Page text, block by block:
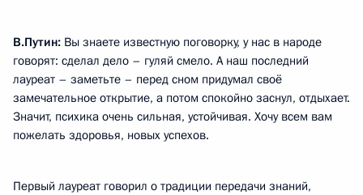
В.Путин: Вы знаете известную поговорку, у нас в народе
говорят: сделал дело – гуляй смело. А наш последний
лауреат – заметьте – перед сном придумал своё
замечательное открытие, а потом спокойно заснул, отдыхает.
Значит, психика очень сильная, устойчивая. Хочу всем вам
пожелать здоровья, новых успехов.
Первый лауреат говорил о традиции передачи знаний,